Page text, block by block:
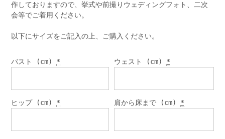
作しておりますので、挙式や前撮りウェディングフォト、二次
会等でご着用ください。
以下にサイズをご記入の上、ご購入ください。
バスト (cm) * ウェスト (cm) *
ヒップ (cm) * 肩から床まで (cm) *